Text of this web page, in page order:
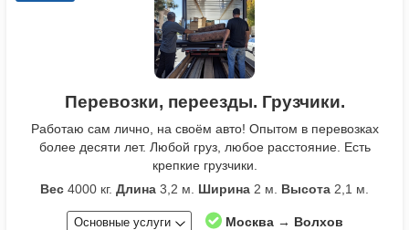
Перевозки, переезды. Грузчики.
Работаю сам лично, на своём авто! Опытом в перевозках
более десяти лет. Любой груз, любое расстояние. Есть
крепкие грузчики.
Вес 4000 кг. Длина 3,2 м. Ширина 2 м. Высота 2,1 м.
Основные услуги Москва → Волхов